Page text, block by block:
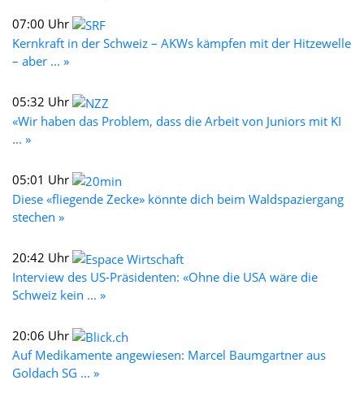
07:00 Uhr
Kernkraft in der Schweiz – AKWs kämpfen mit der Hitzewelle
– aber ... »
05:32 Uhr
«Wir haben das Problem, dass die Arbeit von Juniors mit KI
... »
05:01 Uhr
Diese «fliegende Zecke» könnte dich beim Waldspaziergang
stechen »
20:42 Uhr
Interview des US-Präsidenten: «Ohne die USA wäre die
Schweiz kein ... »
20:06 Uhr
Auf Medikamente angewiesen: Marcel Baumgartner aus
Goldach SG ... »